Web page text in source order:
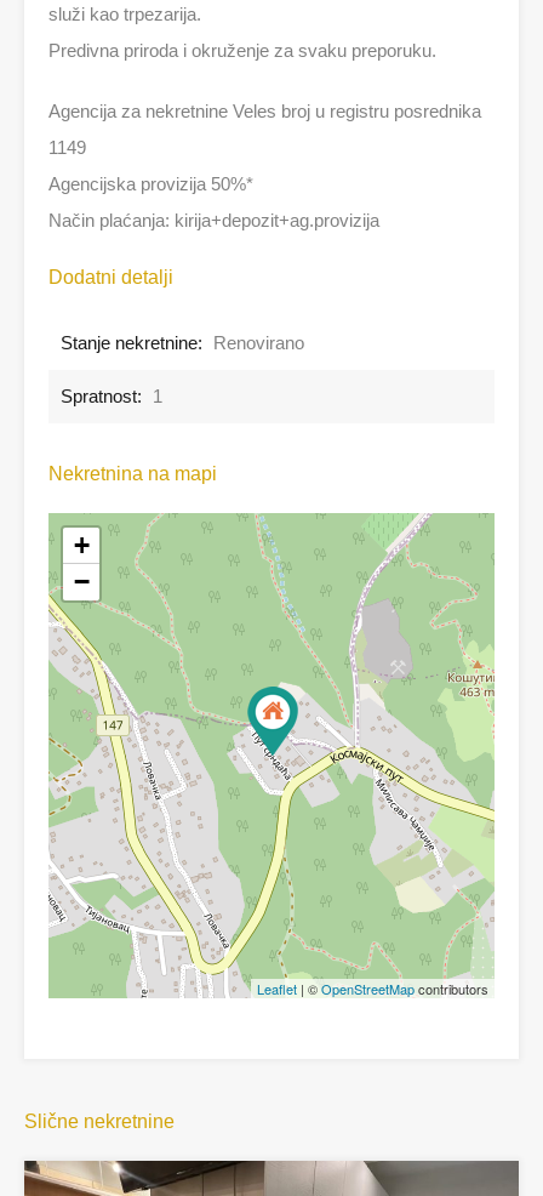
služi kao trpezarija.
Predivna priroda i okruženje za svaku preporuku.
Agencija za nekretnine Veles broj u registru posrednika
1149
Agencijska provizija 50%*
Način plaćanja: kirija+depozit+ag.provizija
Dodatni detalji
Stanje nekretnine: Renovirano
Spratnost: 1
Nekretnina na mapi
+
−
Leaflet | ©OpenStreetMapcontributors
Slične nekretnine